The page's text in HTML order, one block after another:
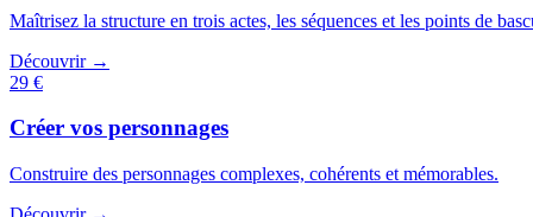
Maîtrisez la structure en trois actes, les séquences et les points de
Découvrir →
29 €
Créer vos personnages
Construire des personnages complexes, cohérents et mémorables.